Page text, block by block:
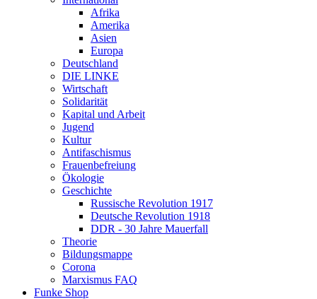
Afrika
Amerika
Asien
Europa
Deutschland
DIE LINKE
Wirtschaft
Solidarität
Kapital und Arbeit
Jugend
Kultur
Antifaschismus
Frauenbefreiung
Ökologie
Geschichte
Russische Revolution 1917
Deutsche Revolution 1918
DDR - 30 Jahre Mauerfall
Theorie
Bildungsmappe
Corona
Marxismus FAQ
Funke Shop